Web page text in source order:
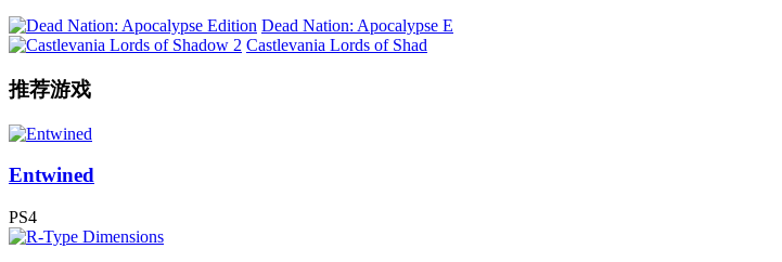
Dead Nation: Apocalypse E
Castlevania Lords of Shad
推荐游戏
Entwined
PS4